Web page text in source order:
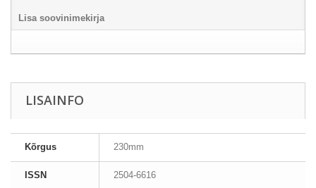
Lisa soovinimekirja
LISAINFO
Kõrgus 230mm
ISSN 2504-6616